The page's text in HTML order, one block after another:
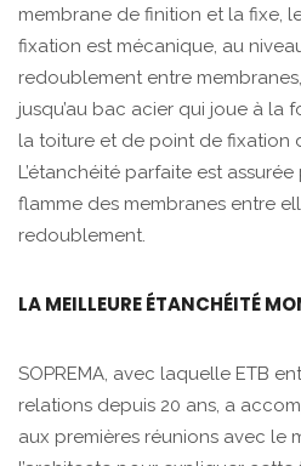
membrane de finition et la fixe,
fixation est mécanique, au
redoublement entre
jusqu’au bac acier qui joue à la
la toiture et de point de fixation
L’étanchéité parfaite est
flamme des membranes entre
redoublement.
LA MEILLEURE ÉTANCHÉITÉ
SOPREMA, avec laquelle ETB
relations depuis 20 ans, a
aux premières réunions avec le